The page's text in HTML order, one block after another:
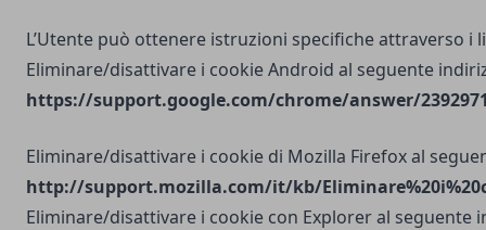
L’Utente può ottenere istruzioni specifiche attraverso i
Eliminare/disattivare i cookie Android al seguente
https://support.google.com/chrome/answer/
Eliminare/disattivare i cookie di Mozilla Firefox al
http://support.mozilla.com/it/kb/
Eliminare/disattivare i cookie con Explorer al seguente